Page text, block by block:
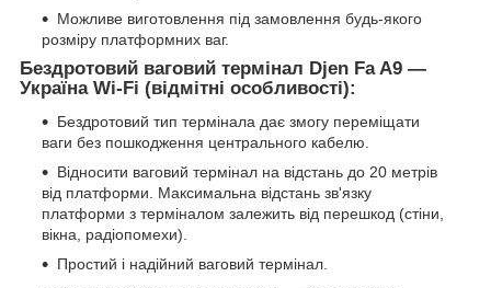
Можливе виготовлення під замовлення будь-якого
розміру платформних ваг.
Бездротовий ваговий термінал Djen Fa A9 —
Україна Wi-Fi (відмітні особливості):
Бездротовий тип термінала дає змогу переміщати
ваги без пошкодження центрального кабелю.
Відносити ваговий термінал на відстань до 20 метрів
від платформи. Максимальна відстань зв'язку
платформи з терміналом залежить від перешкод (стіни,
вікна, радіопомехи).
Простий і надійний ваговий термінал.